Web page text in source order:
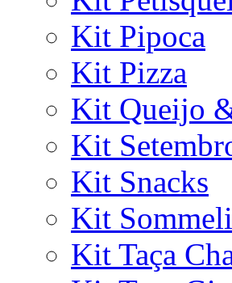
Kit Pipoca
Kit Pizza
Kit Queijo
Kit
Kit Snacks
Kit
Kit Taça